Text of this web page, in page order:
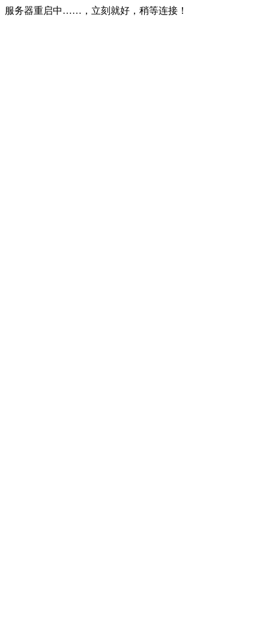
服务器重启中……，立刻就好，稍等连接！